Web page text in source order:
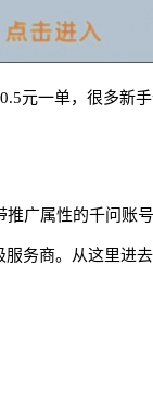
元一单，很多新
广属性的千问账
服务商。从这里进